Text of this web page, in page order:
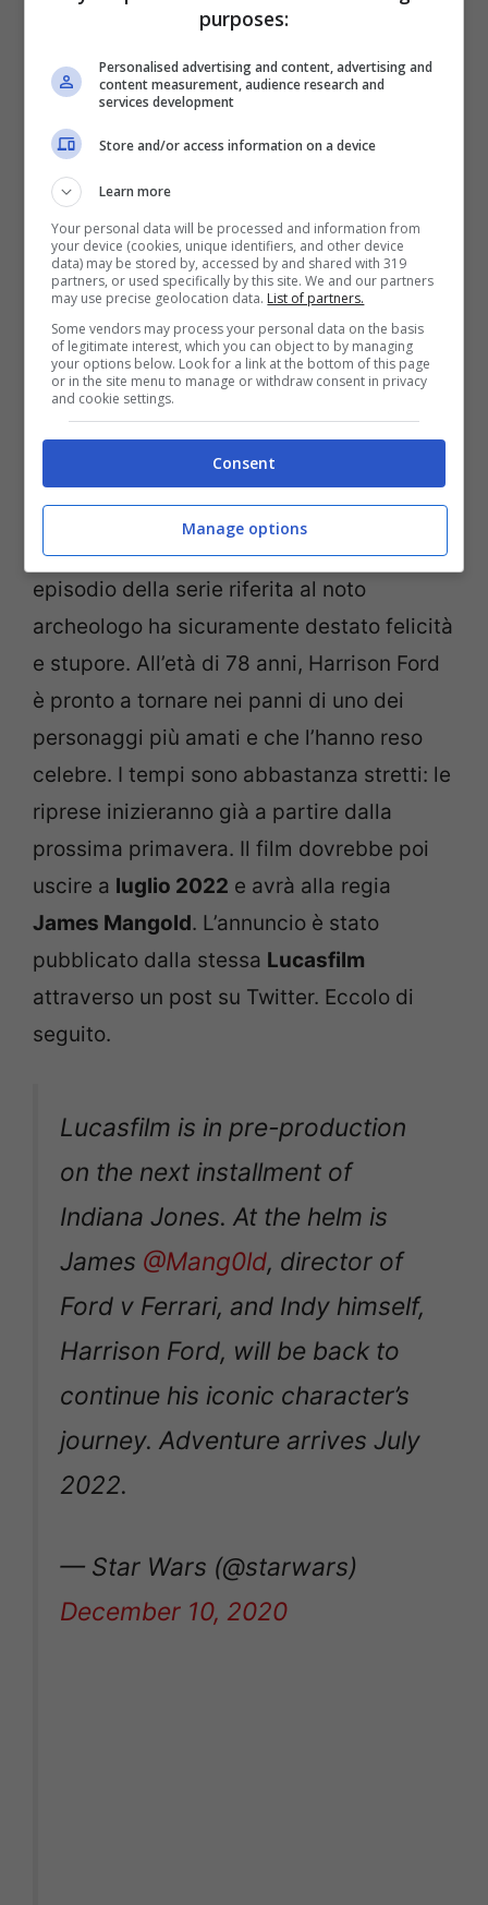
Indiana Jones (getty images)
In occasione della notte dell’
2020dellaDisney, l’arrivo del quinto
episodio della serie riferita al noto
archeologo ha sicuramente destato felicità
e stupore. All’età di 78 anni, Harrison Ford
è pronto a tornare nei panni di uno dei
personaggi più amati e che l’hanno reso
celebre. I tempi sono abbastanza stretti: le
riprese inizieranno già a partire dalla
prossima primavera. Il film dovrebbe poi
uscire a luglio 2022 e avrà alla regia
James Mangold. L’annuncio è stato
pubblicato dalla stessa Lucasfilm
attraverso un post su Twitter. Eccolo di
seguito.
Lucasfilm is in pre-production
on the next installment of
Indiana Jones. At the helm is
James @Mang0ld, director of
Ford v Ferrari, and Indy himself,
Harrison Ford, will be back to
continue his iconic character’s
journey. Adventure arrives July
2022.
— Star Wars (@starwars)
December 10, 2020
purposes:
Personalised advertising and content, advertising and
content measurement, audience research and
services development
Store and/or access information on a device
Learn more
Your personal data will be processed and information from
your device (cookies, unique identifiers, and other device
data) may be stored by, accessed by and shared with 319
partners, or used specifically by this site. We and our partners
may use precise geolocation data. List of partners.
Some vendors may process your personal data on the basis
of legitimate interest, which you can object to by managing
your options below. Look for a link at the bottom of this page
or in the site menu to manage or withdraw consent in privacy
and cookie settings.
Consent
Manage options